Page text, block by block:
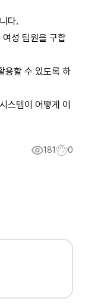
다.
성 팀원을 구합
용할 수 있도록 하
스템이 어떻게 이
181 0